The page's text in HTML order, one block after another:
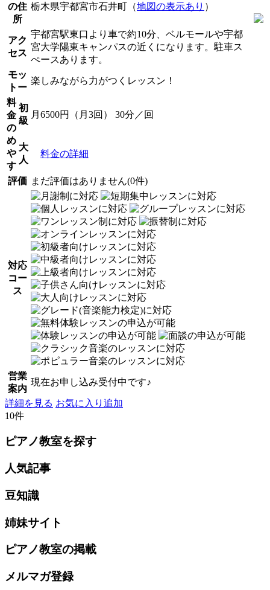
の住
所
栃木県宇都宮市石井町（地図の表示あり ）
アク
セス
宇都宮駅東口より車で約10分、ベルモールや宇都
宮大学陽東キャンパスの近くになります。駐車ス
ぺースあります。
モッ
トー
楽しみながら力がつくレッスン！
料
金
の
め
や
す
初
級
月6500円（月3回） 30分／回
大
人
料金の詳細
評価 まだ評価はありません(0件)
対応
コー
ス
営業
案内
現在お申し込み受付中です♪
詳細を見る お気に入り追加
10件
ピアノ教室を探す
人気記事
豆知識
姉妹サイト
ピアノ教室の掲載
メルマガ登録